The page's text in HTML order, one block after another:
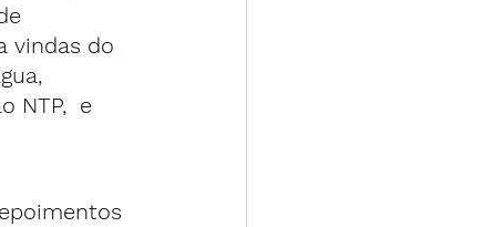
vindas do
NTP,  e